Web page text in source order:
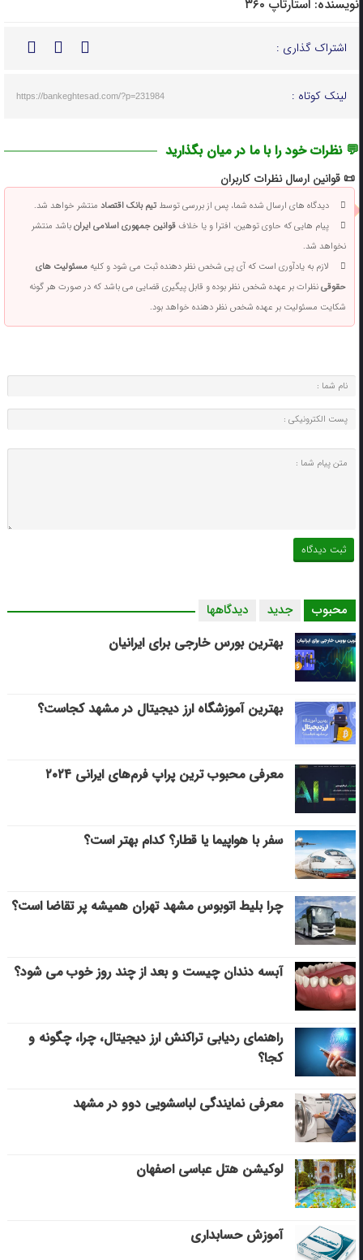
نویسنده: استارتاپ ۳۶۰
اشتراک گذاری :
لینک کوتاه : https://bankeghtesad.com/?p=231984
💬 نظرات خود را با ما در میان بگذارید
📜 قوانین ارسال نظرات کاربران
دیدگاه های ارسال شده شما، پس از بررسی توسطتیم بانک اقتصادمنتشر خواهد شد.
پیام هایی که حاوی توهین، افترا و یا خلافقوانین جمهوری اسلامی ایرانباشد منتشر
نخواهد شد.
لازم به یادآوری است که آی پی شخص نظر دهنده ثبت می شود و کلیهمسئولیت های
حقوقینظرات بر عهده شخص نظر بوده و قابل پیگیری قضایی می باشد که در صورت هر گونه
شکایت مسئولیت بر عهده شخص نظر دهنده خواهد بود.
محبوب جدید دیدگاهها
بهترین بورس خارجی برای ایرانیان
بهترین آموزشگاه ارز دیجیتال در مشهد کجاست؟
معرفی محبوب ترین پراپ فرم‌های ایرانی ۲۰۲۴
سفر با هواپیما یا قطار؟ کدام بهتر است؟
چرا بلیط اتوبوس مشهد تهران همیشه پر تقاضا است؟
آبسه دندان چیست و بعد از چند روز خوب می‌ شود؟
راهنمای ردیابی تراکنش ارز دیجیتال، چرا، چگونه و
کجا؟
معرفی نمایندگی لباسشویی دوو در مشهد
لوکیشن هتل عباسی اصفهان
آموزش حسابداری